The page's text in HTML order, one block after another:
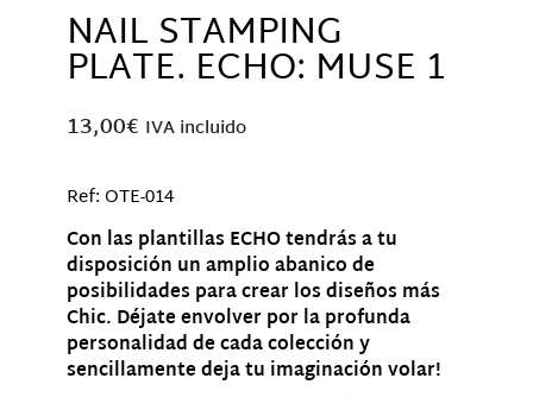
NAIL STAMPING
PLATE. ECHO: MUSE 1
13,00€ IVA incluido
Ref: OTE-014
Con las plantillas ECHO tendrás a tu
disposición un amplio abanico de
posibilidades para crear los diseños más
Chic. Déjate envolver por la profunda
personalidad de cada colección y
sencillamente deja tu imaginaciónvolar!